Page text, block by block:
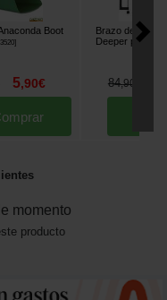
Boot
]
5,90€
Brazo de
Deeper para
84,90
momento
producto